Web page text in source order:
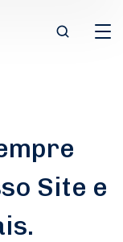
Site e
.